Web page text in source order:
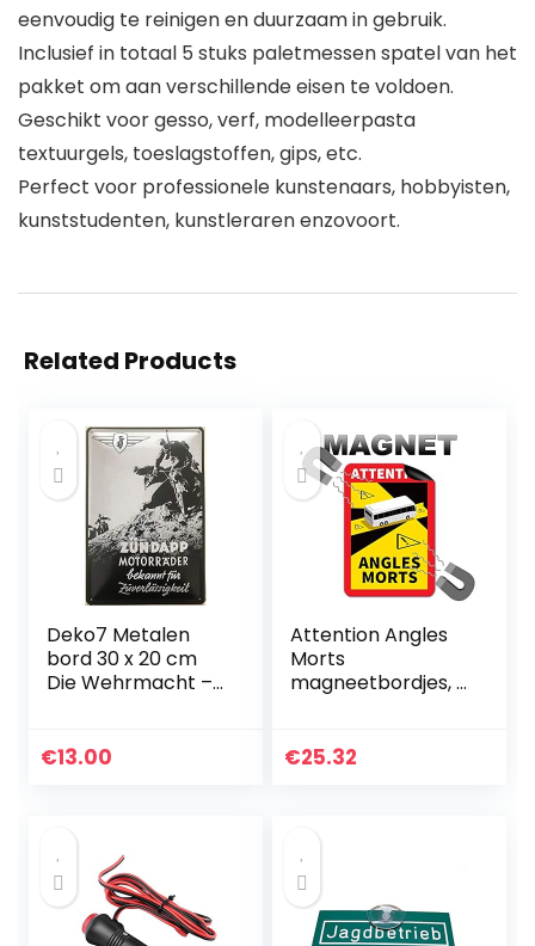
eenvoudig te reinigen en duurzaam in gebruik.
Inclusief in totaal 5 stuks paletmessen spatel van het
pakket om aan verschillende eisen te voldoen.
Geschikt voor gesso, verf, modelleerpasta
textuurgels, toeslagstoffen, gips, etc.
Perfect voor professionele kunstenaars, hobbyisten,
kunststudenten, kunstleraren enzovoort.
Related Products
Deko7 Metalen
bord 30 x 20 cm
Die Wehrmacht –
€13.00
Attention Angles
Morts
magneetbordjes, 3
en caravan,
€25.32